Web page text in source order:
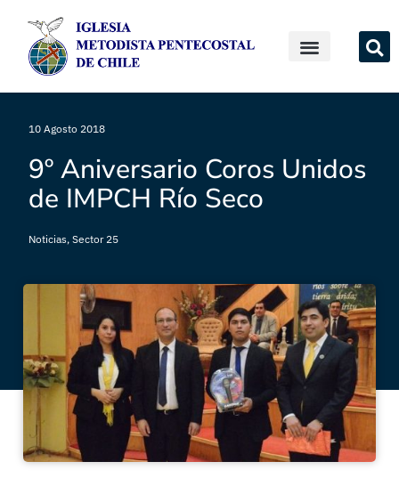
10 Agosto 2018
9º Aniversario Coros Unidos
de IMPCH Río Seco
Noticias, Sector 25